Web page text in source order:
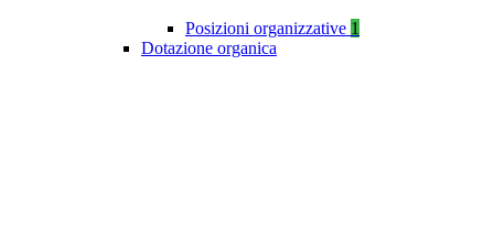
Posizioni organizzative 1
Dotazione organica